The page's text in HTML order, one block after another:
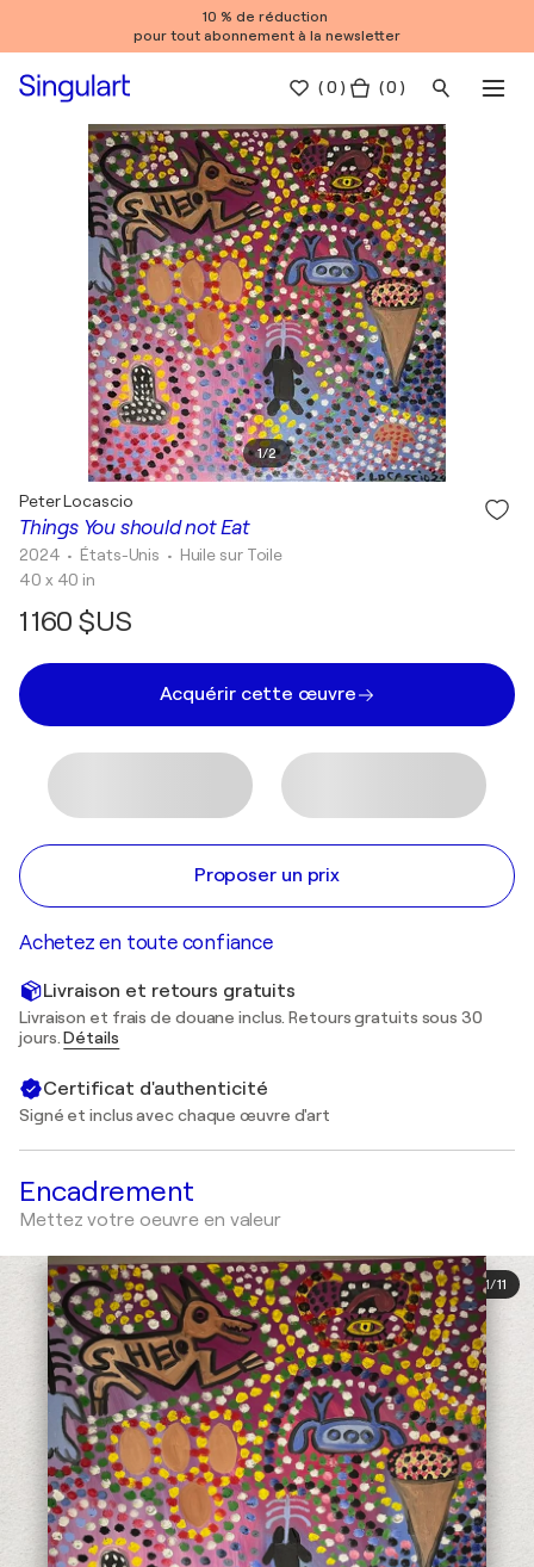
10 % de réduction
pour tout abonnement à la newsletter
(0 ) ( 0 )
1/2
Things You should not Eat
Peter Locascio
2024 • États-Unis • Huile sur Toile
40 x 40 in
1 160 $US
Acquérir cette œuvre
Proposer un prix
Achetez en toute confiance
Livraison et retours gratuits
Livraison et frais de douane inclus. Retours gratuits sous 30
jours.Détails
Certificat d'authenticité
Signé et inclus avec chaque œuvre d'art
Encadrement
Mettez votre oeuvre en valeur
1/11